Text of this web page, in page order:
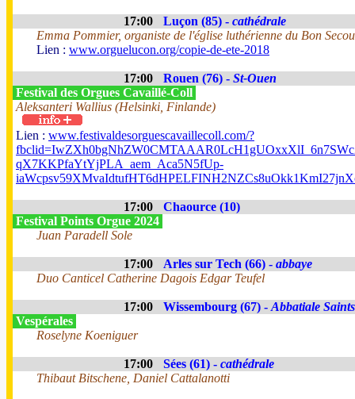
17:00 Luçon (85) - cathédrale
Emma Pommier, organiste de l'église luthérienne du Bon
Lien : www.orguelucon.org/copie-de-ete-2018
17:00 Rouen (76) - St-Ouen
Festival des Orgues Cavaillé-Coll
Aleksanteri Wallius (Helsinki, Finlande)
Lien : www.festivaldesorguescavaillecoll.com/?
qX7KKPfaYtYjPLA_aem_Aca5N5fUp-
17:00
Chaource (10)
Festival Points Orgue 2024
Juan Paradell Sole
17:00 Arles sur Tech (66) - abbaye
Duo Canticel Catherine Dagois Edgar Teufel
17:00 Wissembourg (67) - Abbatiale
Vespérales
Roselyne Koeniguer
17:00 Sées (61) - cathédrale
Thibaut Bitschene, Daniel Cattalanotti